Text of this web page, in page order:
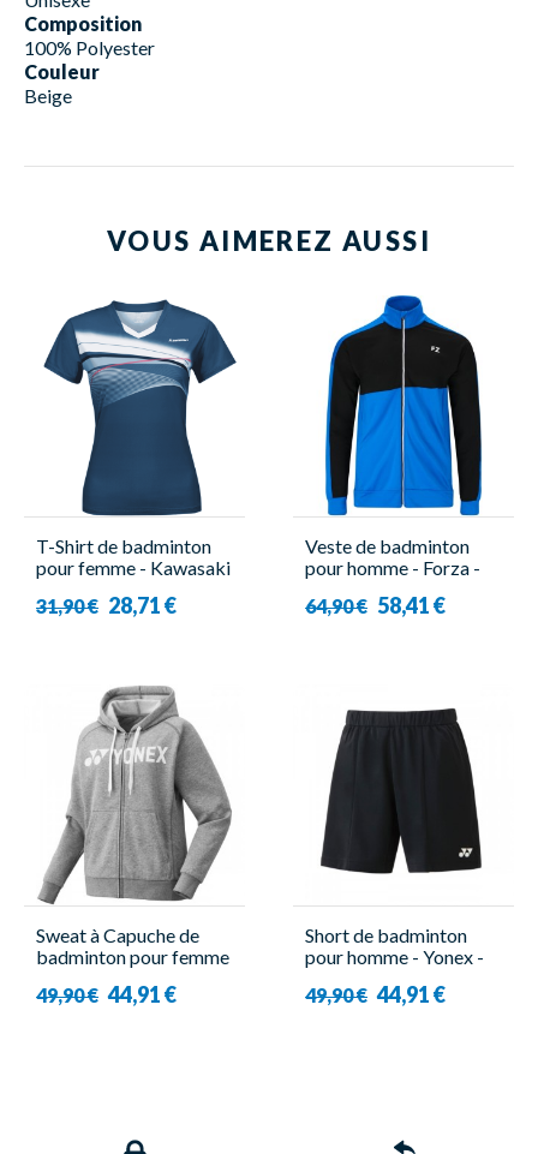
Composition
100% Polyester
Couleur
Beige
VOUS AIMEREZ AUSSI
T-Shirt de badminton
pour femme - Kawasaki
31,90 € 28,71 €
Veste de badminton
pour homme - Forza -
64,90 € 58,41 €
Sweat à Capuche de
badminton pour femme
49,90 € 44,91 €
Short de badminton
pour homme - Yonex -
49,90 € 44,91 €